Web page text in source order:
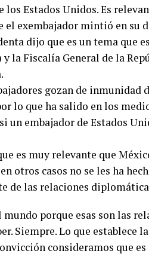
los Estados Unidos. Es
el exembajador mintió en su
dijo que es un tema que
la Fiscalía General de la
gozan de
lo que ha salido en los
un embajador de Estados
es muy relevante que
otros casos no se les ha
de las relaciones
porque esas son las
Siempre. Lo que establece
consideramos que